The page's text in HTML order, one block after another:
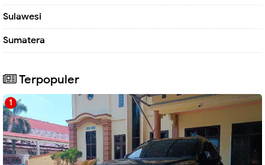
Sulawesi
Sumatera
Terpopuler